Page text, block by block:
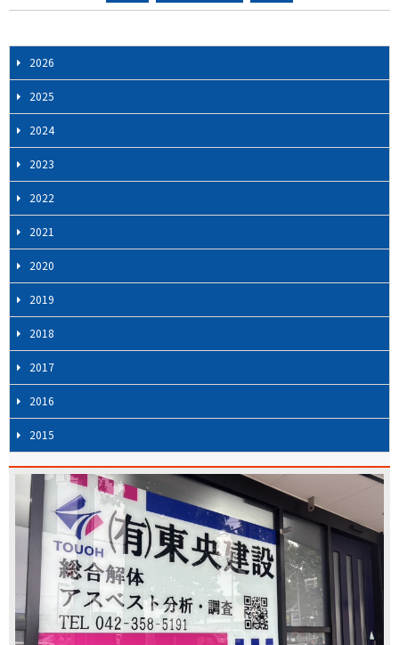
ー
ナ
ビ
ゲ
ー
シ
ョ
ン
2026
2025
2024
2023
2022
2021
2020
2019
2018
2017
2016
2015